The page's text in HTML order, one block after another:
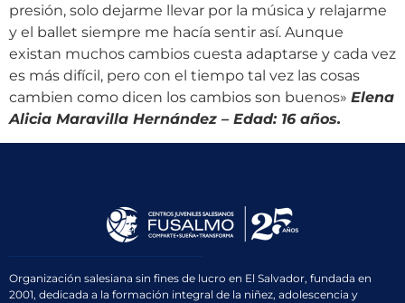
presión, solo dejarme llevar por la música y relajarme
y el ballet siempre me hacía sentir así. Aunque
existan muchos cambios cuesta adaptarse y cada vez
es más difícil, pero con el tiempo tal vez las cosas
cambien como dicen los cambios son buenos» Elena
Alicia Maravilla Hernández – Edad: 16 años.
Organización salesiana sin fines de lucro en El Salvador, fundada en
2001, dedicada a la formación integral de la niñez, adolescencia y